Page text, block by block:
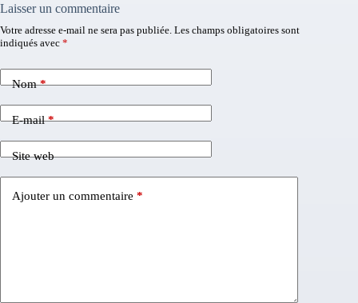
Laisser un commentaire
Votre adresse e-mail ne sera pas publiée. Les champs obligatoires sont
indiqués avec *
Nom*
E-mail*
Site web
Ajouter un commentaire *